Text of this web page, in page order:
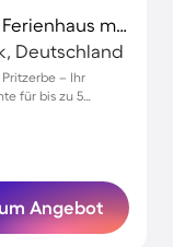
Kinderfreundliches gemütliches Ferienhaus mit Garten, Terrasse und Grill | Panoramablick | Perfekt für die Arbeit von Zuhause
Deutschland
– Ihr
für bis zu 5
Angebot